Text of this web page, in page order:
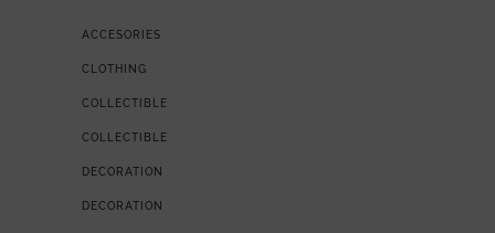
ACCESORIES
CLOTHING
COLLECTIBLE
COLLECTIBLE
DECORATION
DECORATION